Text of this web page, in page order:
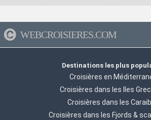
WEBCROISIERES.COM
Destinations les plus
Croisières en
Croisières dans les Iles
Croisières dans les
Croisières dans les Fjords &